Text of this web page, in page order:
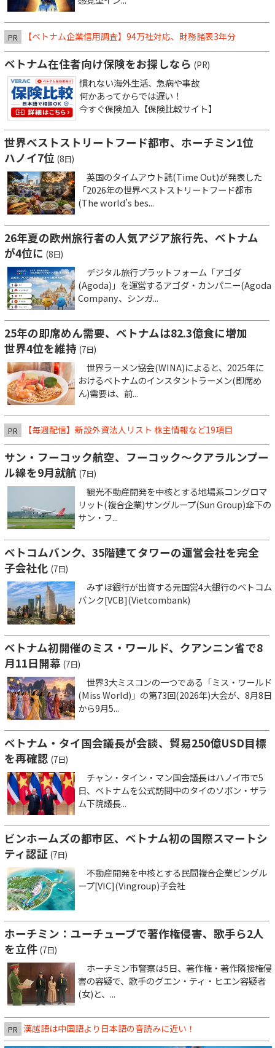
PR 【ベトナム企業信用調査】94万社対応、財務諸表3年分
ベトナム在住者向け保険をお探しなら (PR)
慣れない海外生活、急病や事故
何かあってからでは遅い！
今すぐ保険加入【保険比較サイト】
世界ベストストリートフード都市、ホーチミン1位
ハノイ7位 (8日)
英国のタイムアウト誌(Time Out)が発表した
「2026年の世界ベストストリートフード都市
(The world’s bes...
26年夏の欧州旅行者の人気アジア旅行先、ベトナム
が4位に (8日)
デジタル旅行プラットフォーム「アゴダ
(Agoda)」を運営するアゴダ・カンパニー(Agoda
Company、シンガ...
25年の即席めん需要、ベトナムは82.3億食に増加
世界4位を維持 (7日)
世界ラーメン協会(WINA)によると、2025年に
おけるベトナムのインスタントラーメン(即席め
ん)需要は、前...
PR 【毎週配信】新設外資法人リスト 株主情報など19項目
サン・フーコック航空、フーコック～クアラルンプー
ル線を9月就航 (7日)
観光不動産開発を中核とする地場系コングロマ
リット(複合企業)サングループ(Sun Group)傘下の
サン・フ...
ベトコムバンク、35階建てタワーの運営会社を完全
子会社化 (7日)
みずほ銀行が出資する元国営4大銀行のベトコム
バンク[VCB](Vietcombank)
ベトナム初開催のミス・ワールド、クアンニン省で8
月11日開幕 (7日)
世界3大ミスコンの一つである「ミス・ワールド
(Miss World)」の第73回(2026年)大会が、8月8日
から9月5...
ベトナム・タイ国会議長が会談、貿易250億USD目標
を再確認 (7日)
チャン・タイン・マン国会議長はハノイ市で5
日、ベトナムを公式訪問中のタイのソポン・ザラ
ム下院議長...
ビンホームズの都市区、ベトナム初の国際スマートシ
ティ認証 (7日)
不動産開発を中核とする民間複合企業ビングル
ープ[VIC](Vingroup)子会社
ホーチミン：ユーチューブで著作権侵害、歌手ら2人
を立件 (7日)
ホーチミン市警察は5日、著作権・著作隣接権侵
害の容疑で、歌手のグエン・ティ・ヒエン容疑者
(女)と、...
PR 漢越語は中国語より日本語の音読みに近い！